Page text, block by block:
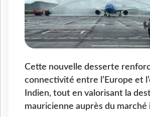
Cette nouvelle desserte
connectivité entre l’Europe et
Indien, tout en valorisant la
mauricienne auprès du marché